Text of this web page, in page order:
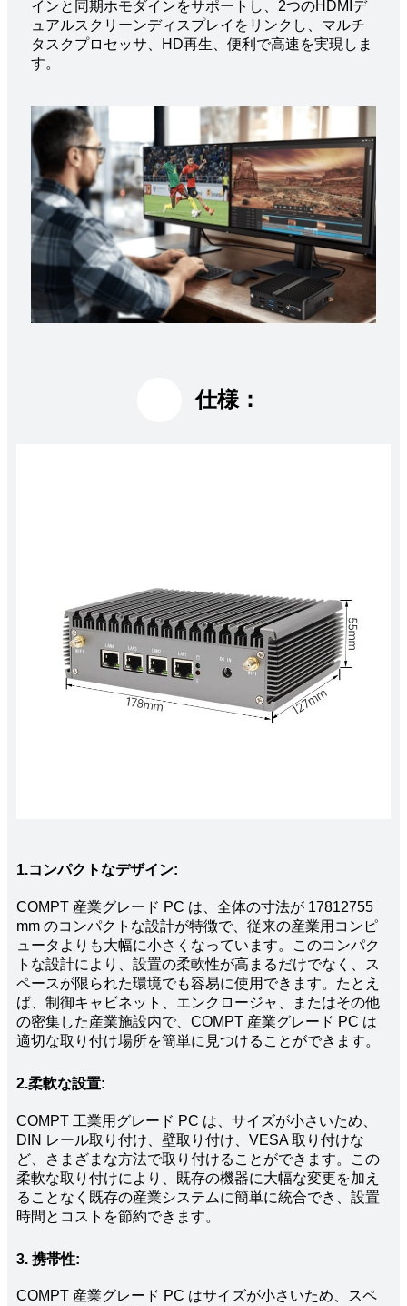
インと同期ホモダインをサポートし、2つのHDMIデ
ュアルスクリーンディスプレイをリンクし、マルチ
タスクプロセッサ、HD再生、便利で高速を実現しま
す。
仕様：
1.コンパクトなデザイン:
COMPT 産業グレード PC は、全体の寸法が 17812755
mm のコンパクトな設計が特徴で、従来の産業用コンピ
ュータよりも大幅に小さくなっています。このコンパク
トな設計により、設置の柔軟性が高まるだけでなく、ス
ペースが限られた環境でも容易に使用できます。たとえ
ば、制御キャビネット、エンクロージャ、またはその他
の密集した産業施設内で、COMPT 産業グレード PC は
適切な取り付け場所を簡単に見つけることができます。
2.柔軟な設置:
COMPT 工業用グレード PC は、サイズが小さいため、
DIN レール取り付け、壁取り付け、VESA 取り付けな
ど、さまざまな方法で取り付けることができます。この
柔軟な取り付けにより、既存の機器に大幅な変更を加え
ることなく既存の産業システムに簡単に統合でき、設置
時間とコストを節約できます。
3. 携帯性:
COMPT 産業グレード PC はサイズが小さいため、スペ